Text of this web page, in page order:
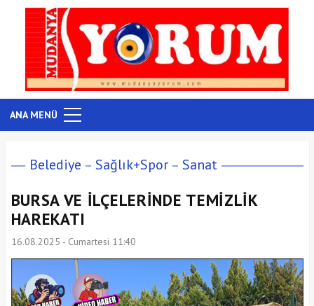
ANA MENÜ
Belediye Sağlık+Spor Sanat
BURSA VE İLÇELERİNDE TEMİZLİK
HAREKATI
16.08.2025 - Cumartesi 11:40